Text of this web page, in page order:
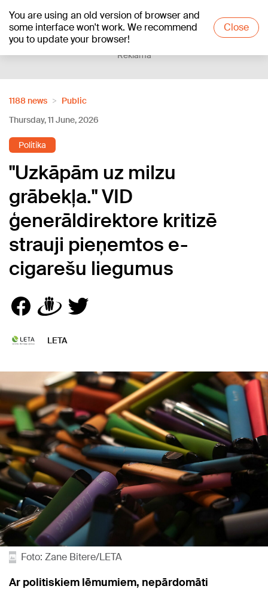
You are using an old version of browser and
some interface won't work. We recommend
you to update your browser!
Close
+12°C
Reklāma
1188 news
Public
Thursday, 11 June, 2026
Politika
"Uzkāpām uz milzu
grābekļa." VID
ģenerāldirektore kritizē
strauji pieņemtos e-
cigarešu liegumus
LETA
Foto: Zane Bitere/LETA
Ar politiskiem lēmumiem, nepārdomāti